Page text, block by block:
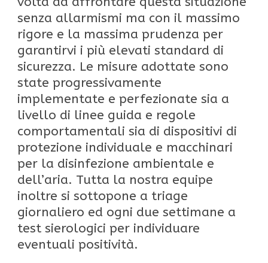
senza allarmismi ma con il massimo
rigore e la massima prudenza per
garantirvi i più elevati standard di
sicurezza. Le misure adottate sono
state progressivamente
implementate e perfezionate sia a
livello di linee guida e regole
comportamentali sia di dispositivi di
protezione individuale e macchinari
per la disinfezione ambientale e
dell’aria. Tutta la nostra equipe
inoltre si sottopone a triage
giornaliero ed ogni due settimane a
test sierologici per individuare
eventuali positività.